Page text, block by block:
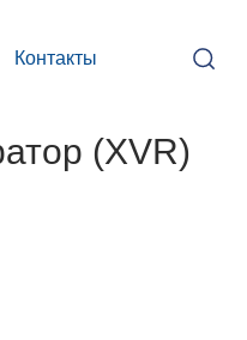
Контакты
г. Москва, 119270,
Лужнецкая наб., д. 6, стр. 1,
(XVR)